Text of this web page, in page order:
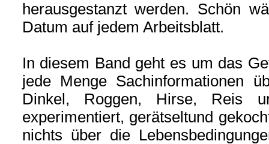
herausgestanzt werden. Schön
Datum auf jedem Arbeitsblatt.
In diesem Band geht es um das
jede Menge Sachinformationen
Dinkel, Roggen, Hirse, Reis
experimentiert, gerätseltund
nichts über die